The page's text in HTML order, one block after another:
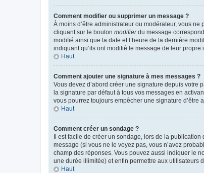
Comment modifier ou supprimer un message ?
À moins d’être administrateur ou modérateur, vous
cliquant sur le bouton modifierdu message
modifié ainsi que la date et l’heure de la dernière
indiquant qu’ils ont modifié le message de leur
Haut
Comment ajouter une signature à mes messages ?
Vous devez d’abord créer une signature depuis votre
la signature par défaut à tous vos messages en
vous pourrez toujours empêcher une signature d’être
Haut
Comment créer un sondage ?
Il est facile de créer un sondage, lors de la
message (si vous ne le voyez pas, vous n’avez
champ des réponses. Vous pouvez aussi indiquer le
une durée illimitée) et enfin permettre aux utilisateurs
Haut